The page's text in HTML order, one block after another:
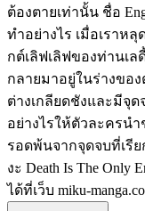
ต้องตายเท่านั้น ชื่อ
ทำอย่างไร เมื่อเราห
กต์เลิฟเลิฟของท่านเล
กลายมาอยู่ในร่างของ
ต่างเกลียดชังและมีจุด
อย่างไรให้ตัวละครน
รอดพ้นจากจุดจบที่เรี
งะ Death Is The Only
ได้ที่เว็บ miku-